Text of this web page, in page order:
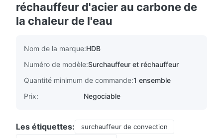
réchauffeur d'acier au carbone de
la chaleur de l'eau
Nom de la marque:HDB
Numéro de modèle:Surchauffeur et réchauffeur
Quantité minimum de commande:1 ensemble
Prix:
Negociable
Les étiquettes:
surchauffeur de convection